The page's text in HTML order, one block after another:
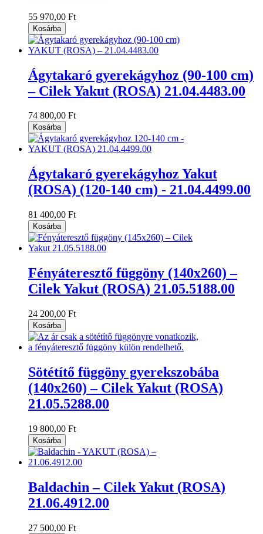
55 970,00 Ft
Kosárba
Ágytakaró gyerekágyhoz (90-100 cm)
– Cilek Yakut (ROSA) 21.04.4483.00
74 800,00 Ft
Kosárba
Ágytakaró gyerekágyhoz Yakut
(ROSA) (120-140 cm) - 21.04.4499.00
81 400,00 Ft
Kosárba
Fényáteresztő függöny (140x260) –
Cilek Yakut (ROSA) 21.05.5188.00
24 200,00 Ft
Kosárba
Sötétítő függöny gyerekszobába
(140x260) – Cilek Yakut (ROSA)
21.05.5288.00
19 800,00 Ft
Kosárba
Baldachin – Cilek Yakut (ROSA)
21.06.4912.00
27 500,00 Ft